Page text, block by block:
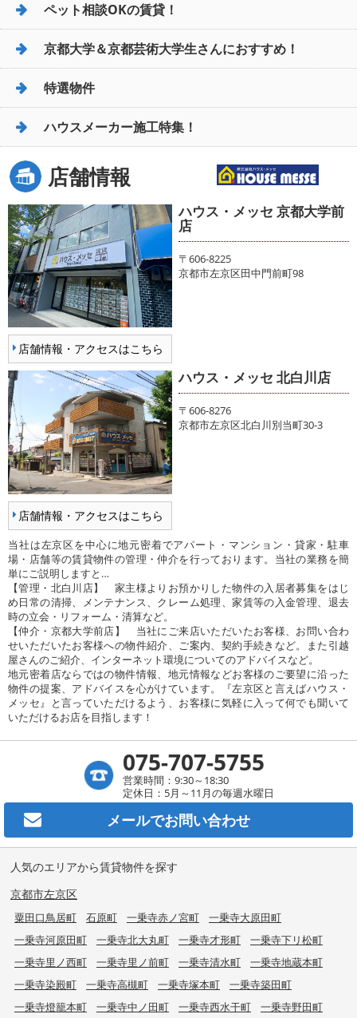
ペット相談OKの賃貸！
京都大学＆京都芸術大学生さんにおすすめ！
特選物件
ハウスメーカー施工特集！
店舗情報
店舗情報・アクセスはこちら
ハウス・メッセ 京都大学前
店
〒606-8225
京都市左京区田中門前町98
店舗情報・アクセスはこちら
ハウス・メッセ 北白川店
〒606-8276
京都市左京区北白川別当町30-3
当社は左京区を中心に地元密着でアパート・マンション・貸家・駐車
場・店舗等の賃貸物件の管理・仲介を行っております。当社の業務を簡
単にご説明しますと…
【管理・北白川店】 家主様よりお預かりした物件の入居者募集をはじ
め日常の清掃、メンテナンス、クレーム処理、家賃等の入金管理、退去
時の立会・リフォーム・清算など。
【仲介・京都大学前店】 当社にご来店いただいたお客様、お問い合わ
せいただいたお客様への物件紹介、ご案内、契約手続きなど。また引越
屋さんのご紹介、インターネット環境についてのアドバイスなど。
地元密着店ならではの物件情報、地元情報などお客様のご要望に沿った
物件の提案、アドバイスを心がけています。『左京区と言えばハウス・
メッセ』と言っていただけるよう、お客様に気軽に入って何でも聞いて
いただけるお店を目指します！
075-707-5755
営業時間：9:30～18:30
定休日：5月～11月の毎週水曜日
メールでお問い合わせ
人気のエリアから賃貸物件を探す
京都市左京区
粟田口鳥居町 石原町 一乗寺赤ノ宮町
一乗寺大原田町
一乗寺河原田町
一乗寺北大丸町 一乗寺才形町
一乗寺下リ松町
一乗寺里ノ西町
一乗寺里ノ前町 一乗寺清水町
一乗寺地蔵本町
一乗寺染殿町
一乗寺高槻町 一乗寺塚本町
一乗寺築田町
一乗寺燈籠本町
一乗寺中ノ田町 一乗寺西水干町 一乗寺野田町